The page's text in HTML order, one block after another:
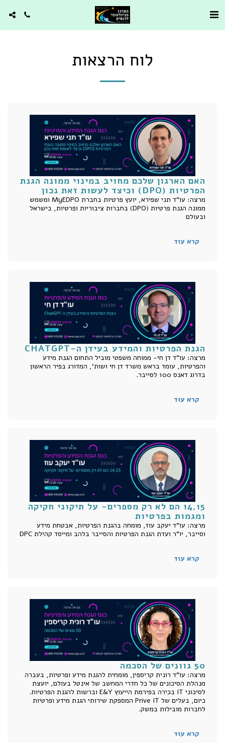
לוח הרצאות
האם הארגון שלכם מחויב במינוי ממונה הגנת
הפרטיות (DPO) וכיצד לעשות זאת נכון
מרצה: עו"ד תני שפירא, יועץ פרטיות בחברת MyEDPO ומשמש
ממונה הגנת פרטיות (DPO) בחברות ציבוריות ופרטיות, בישראל
ובעולם
קרא עוד
הגנת הפרטיות והמידע בעידן ה-CHATGPT
מרצה: עו"ד דן חי- ממוחה משפטי מוביל התחום הגנת מידע
והפרטיות, עומד בראש משרד דן חי ושות', המדורג בפיר הראשון
בדרוג דאנס 100 לסייבר.
קרא עוד
14,15 הם לא רק מספרים- על תיקוני חקיקה
ומגמות בפרטיות
מרצה: עו"ד יעקב עוז, מומחה בהגנת הפרטיות, אבטחת מידע
וסייבר, יו"ר ועדת הגנת הפרטיות והסייבר בלהב ומייסד קהילת DPC
קרא עוד
50 גוונים של הסכמה
מרצה: עו"ד רונית קריספין, מומחית להגנת מידע ופרטיות, בעברה
מנהלת הסיכונים של כל חדרי המחשב של אינטל בעולם, יועצת
לסיכוני IT בכירה בפירמת הייעוץ E&Y וברשות להגנת הפרטיות.
כיום, בעלים של Prive IT המספקת שירותי הגנת מידע ופרטיות
לחברות מובילות במשק.
קרא עוד